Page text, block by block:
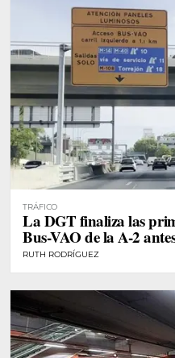
TRÁFICO
La DGT finaliza las
Bus-VAO de la A-2
RUTH RODRÍGUEZ